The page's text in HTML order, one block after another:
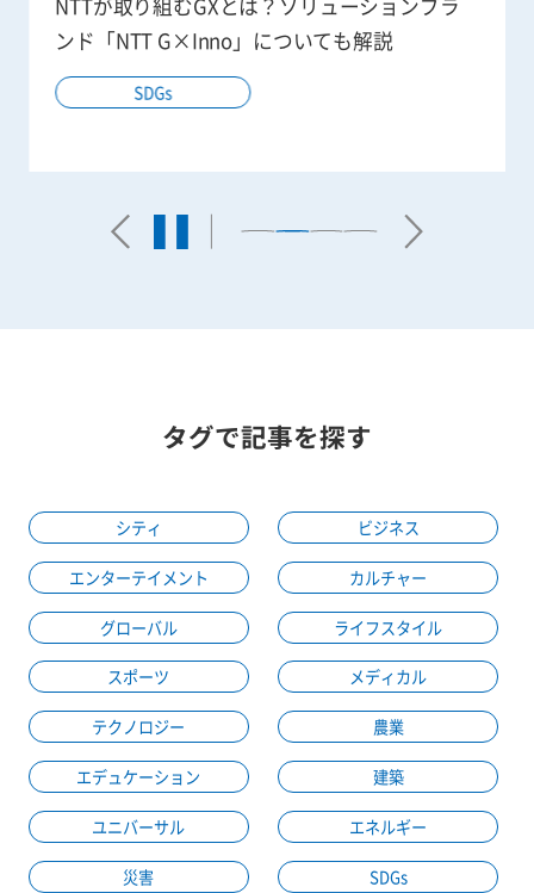
NTTが取り組むGXとは？ソリューションブラ
ンド「NTT G×Inno」についても解説
SDGs
タグで記事を探す
シティ ビジネス
エンターテイメント カルチャー
グローバル ライフスタイル
スポーツ メディカル
テクノロジー 農業
エデュケーション 建築
ユニバーサル エネルギー
災害 SDGs